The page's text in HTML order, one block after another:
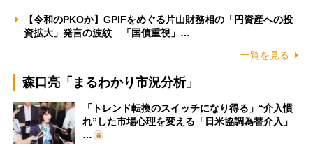
【令和のPKOか】GPIFをめぐる片山財務相の「円資産への投
資拡大」発言の波紋 「国債重視」…
一覧を見る
森口亮「まるわかり市況分析」
「トレンド転換のスイッチになり得る」“介入慣
れ”した市場心理を変える「日米協調為替介入」
…